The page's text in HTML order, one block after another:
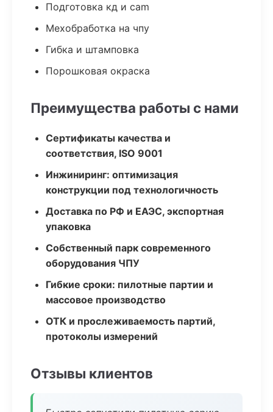
Подготовка кд и cam
Мехобработка на чпу
Гибка и штамповка
Порошковая окраска
Преимущества работы с нами
Сертификаты качества и
соответствия, ISO 9001
Инжиниринг: оптимизация
конструкции под технологичность
Доставка по РФ и ЕАЭС, экспортная
упаковка
Собственный парк современного
оборудования ЧПУ
Гибкие сроки: пилотные партии и
массовое производство
ОТК и прослеживаемость партий,
протоколы измерений
Отзывы клиентов